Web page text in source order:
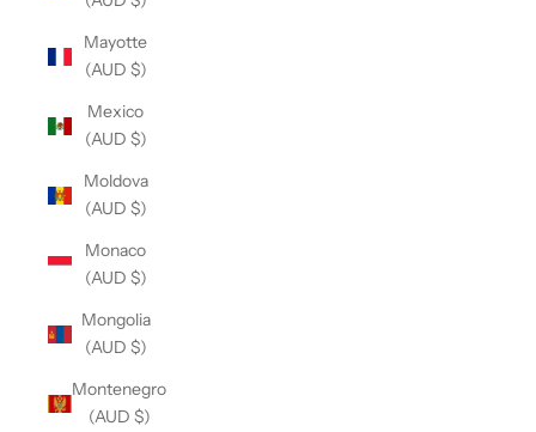
Mayotte
(AUD $)
Mexico
(AUD $)
Moldova
(AUD $)
Monaco
(AUD $)
Mongolia
(AUD $)
Montenegro
(AUD $)